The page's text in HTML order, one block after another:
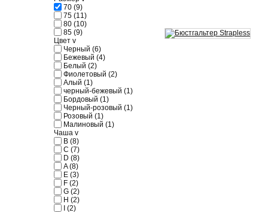
70 (9)
75 (11)
80 (10)
85 (9)
Цвет v
Черный (6)
Бежевый (4)
Белый (2)
Фиолетовый (2)
Алый (1)
черный-бежевый (1)
Бордовый (1)
Черный-розовый (1)
Розовый (1)
Малиновый (1)
Чаша v
B (8)
C (7)
D (8)
A(8)
E (3)
F (2)
G (2)
H (2)
(2)